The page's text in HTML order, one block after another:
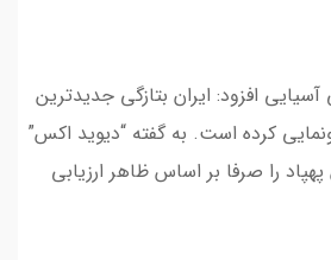
افزود: ایران بتازگی جدیدترین
پهپاد مهاجر-۶ را رونمایی کرده است. به گفته “دیوید اکس”
را صرفا بر اساس ظاهر ارزیابی